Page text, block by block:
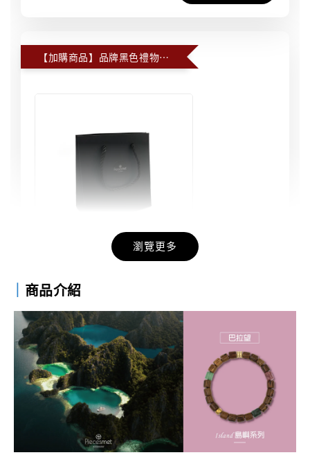
【加購商品】品牌黑色禮物提袋
NT$ 47
NT$ 49
加入購物車
瀏覽更多
｜ 商品介紹